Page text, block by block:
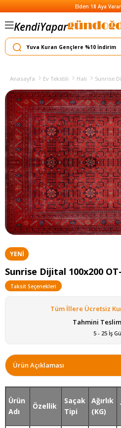
Elden 18 Aya
KendiYapar
Satar
Anasayfa Ev Tekstili Halı Sunrise
YENI
ÜRÜN
Sunrise Dijital 100x200
Taksit Seçenekleri
Tüm İllere Ücretsiz
Tahmini
5 - 25 İş
Ürün Açıklaması
Ürün
Adı
Özellik
Saçak
Tipi
Ağırlık
(KG)